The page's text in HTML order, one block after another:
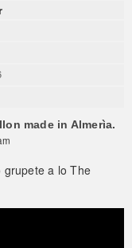
made in Almerìa.
grupete a lo The